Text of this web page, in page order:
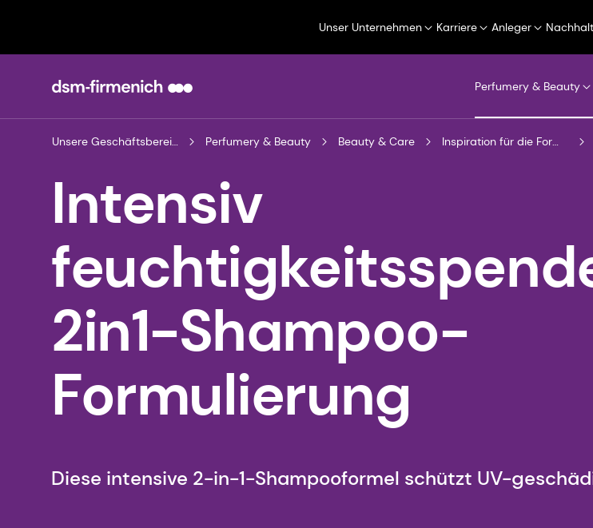
Unser Unternehmen Karriere Anleger
Perfumery & Beauty
Unsere Geschäftsbereiche Perfumery & Beauty Beauty & Care Inspiration für die Formulierung
Intensiv
2in1-Shampoo-
Formulierung
Diese intensive 2-in-1-Shampooformel schützt UV-